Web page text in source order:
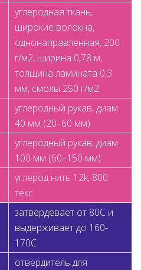
углеродная ткань,
широкие волокна,
однонаправленная, 200
г/м2, ширина 0,78 м,
толщина ламината 0,3
мм, смолы 250 г/м2
углеродный рукав, диам.
40 мм (20–60 мм)
углеродный рукав, диам.
100 мм (60–150 мм)
углерод нить 12k, 800
текс
затвердевает от 80С и
выдерживает до 160-
170С
отвердитель для